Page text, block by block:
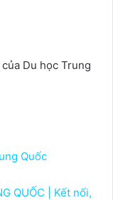
Du học Trung
Quốc
QUỐC | Kết nối,